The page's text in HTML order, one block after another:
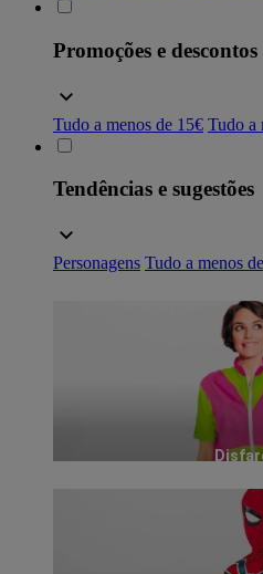
Promoções e descontos
Tudo a menos de 15€ Tudo a
Tendências e sugestões
Personagens Tudo a menos